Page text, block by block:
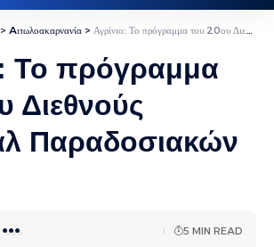
> Aιτωλοακαρνανία > Αγρίνιο: Το πρόγραμμα του 20ου Διεθνούς Φεστιβάλ Παραδοσιακών Χορών
Το πρόγραμμα
Διεθνούς
Παραδοσιακών
5 MIN READ